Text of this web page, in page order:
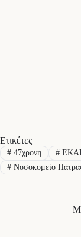
Ετικέτες
#47χρονη #
#Νοσοκομείο